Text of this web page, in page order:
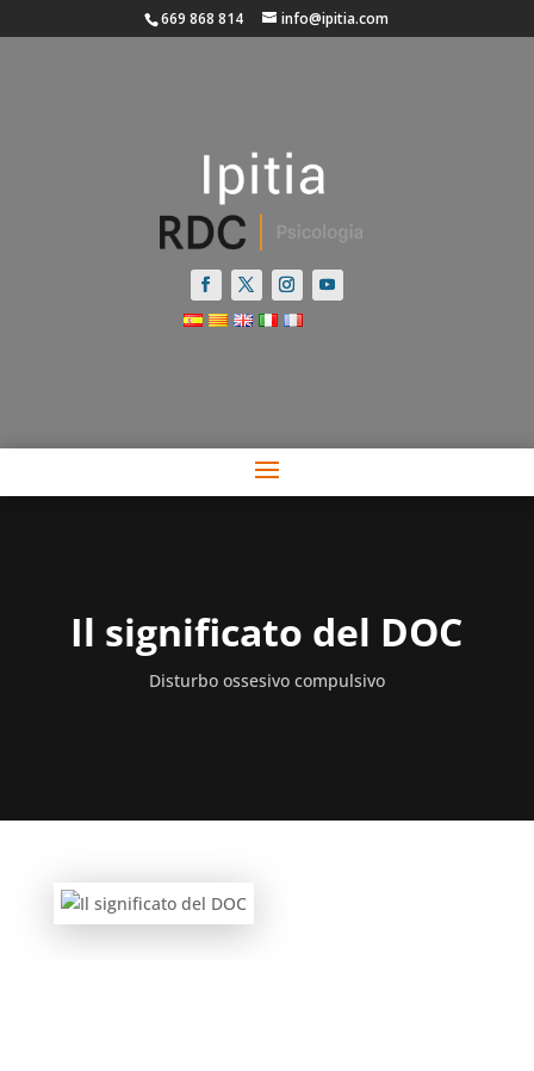
669 868 814 info@ipitia.com
Il significato del DOC
Disturbo ossesivo compulsivo